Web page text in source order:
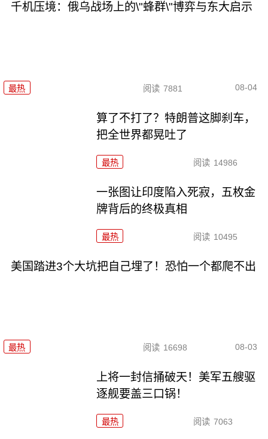
千机压境：俄乌战场上的\"蜂群\"博弈与东大启示
最热 阅读 7881 08-04
算了不打了？特朗普这脚刹车，
把全世界都晃吐了
最热 阅读 14986
一张图让印度陷入死寂，五枚金
牌背后的终极真相
最热 阅读 10495
美国踏进3个大坑把自己埋了！恐怕一个都爬不出
最热 阅读 16698 08-03
上将一封信捅破天！美军五艘驱
逐舰要盖三口锅！
最热 阅读 7063